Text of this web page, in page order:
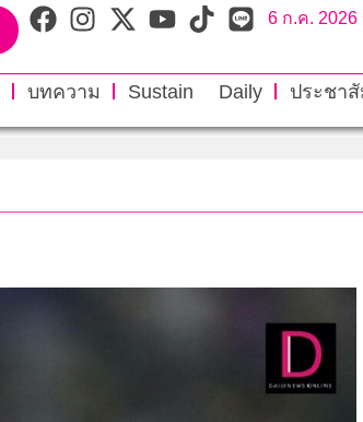
6 ก.ค. 2026
บทความ Sustain Daily ประชา